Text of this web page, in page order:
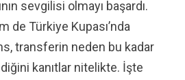
sevgilisi olmayı başardı.
de Türkiye Kupası’nda
transferin neden bu kadar
kanıtlar nitelikte. İşte